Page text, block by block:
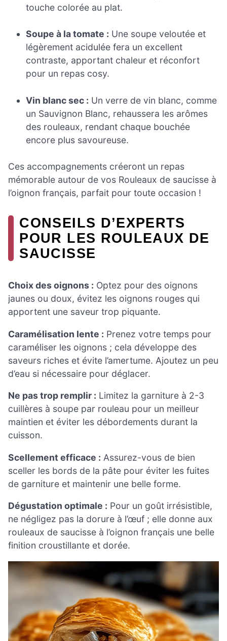
touche colorée au plat.
Soupe à la tomate : Une soupe veloutée et
légèrement acidulée fera un excellent
contraste, apportant chaleur et réconfort
pour un repas cosy.
Vin blanc sec : Un verre de vin blanc, comme
un Sauvignon Blanc, rehaussera les arômes
des rouleaux, rendant chaque bouchée
encore plus savoureuse.
Ces accompagnements créeront un repas
mémorable autour de vos Rouleaux de saucisse à
l’oignon français, parfait pour toute occasion !
CONSEILS D’EXPERTS
POUR LES ROULEAUX DE
SAUCISSE
Choix des oignons : Optez pour des oignons
jaunes ou doux, évitez les oignons rouges qui
apportent une saveur trop piquante.
Caramélisation lente : Prenez votre temps pour
caraméliser les oignons ; cela développe des
saveurs riches et évite l’amertume. Ajoutez un peu
d’eau si nécessaire pour déglacer.
Ne pas trop remplir : Limitez la garniture à 2-3
cuillères à soupe par rouleau pour un meilleur
maintien et éviter les débordements durant la
cuisson.
Scellement efficace : Assurez-vous de bien
sceller les bords de la pâte pour éviter les fuites
de garniture et maintenir une belle forme.
Dégustation optimale : Pour un goût irrésistible,
ne négligez pas la dorure à l’œuf ; elle donne aux
rouleaux de saucisse à l’oignon français une belle
finition croustillante et dorée.